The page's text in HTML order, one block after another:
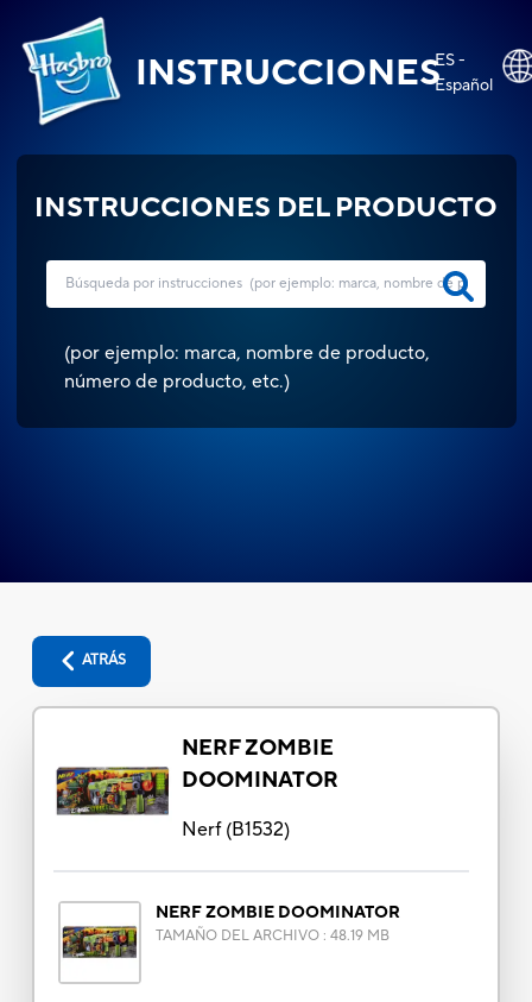
INSTRUCCIONESES -
Español
INSTRUCCIONES DEL PRODUCTO
(por ejemplo: marca, nombre de producto,
número de producto, etc.)
ATRÁS
NERF ZOMBIE
DOOMINATOR
Nerf(B1532)
NERF ZOMBIE DOOMINATOR
TAMAÑO DEL ARCHIVO: 48.19 MB